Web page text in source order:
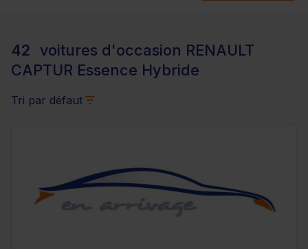
42
voitures d'occasion RENAULT
CAPTUR Essence Hybride
Tri par défaut